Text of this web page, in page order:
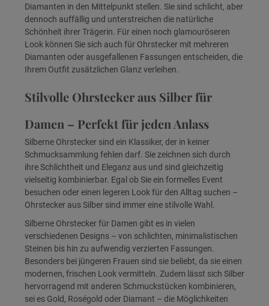
Diamanten in den Mittelpunkt stellen. Sie sind schlicht, aber
dennoch auffällig und unterstreichen die natürliche
Schönheit ihrer Trägerin. Für einen noch glamouröseren
Look können Sie sich auch für Ohrstecker mit mehreren
Diamanten oder ausgefallenen Fassungen entscheiden, die
Ihrem Outfit zusätzlichen Glanz verleihen.
Stilvolle Ohrstecker aus Silber für
Damen – Perfekt für jeden Anlass
Silberne Ohrstecker sind ein Klassiker, der in keiner
Schmucksammlung fehlen darf. Sie zeichnen sich durch
ihre Schlichtheit und Eleganz aus und sind gleichzeitig
vielseitig kombinierbar. Egal ob Sie ein formelles Event
besuchen oder einen legeren Look für den Alltag suchen –
Ohrstecker aus Silber sind immer eine stilvolle Wahl.
Silberne Ohrstecker für Damen gibt es in vielen
verschiedenen Designs – von schlichten, minimalistischen
Steinen bis hin zu aufwendig verzierten Fassungen.
Besonders bei jüngeren Frauen sind sie beliebt, da sie einen
modernen, frischen Look vermitteln. Zudem lässt sich Silber
hervorragend mit anderen Schmuckstücken kombinieren,
sei es Gold, Roségold oder Diamant – die Möglichkeiten